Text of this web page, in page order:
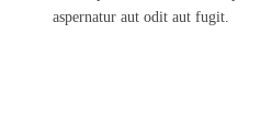
aspernatur aut odit aut fugit.